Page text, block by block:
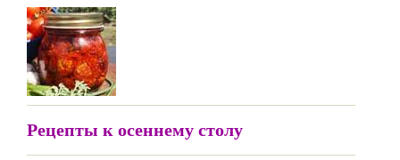
Рецепты к осеннему столу